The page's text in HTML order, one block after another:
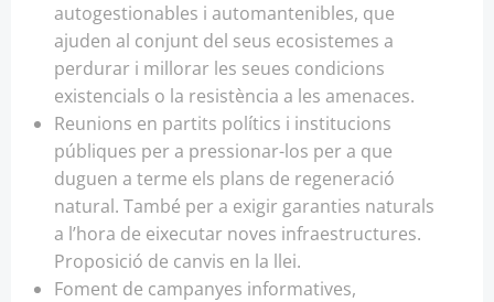
autogestionables i automantenibles, que
ajuden al conjunt del seus ecosistemes a
perdurar i millorar les seues condicions
existencials o la resistència a les amenaces.
Reunions en partits polítics i institucions
públiques per a pressionar-los per a que
duguen a terme els plans de regeneració
natural. També per a exigir garanties naturals
a l’hora de eixecutar noves infraestructures.
Proposició de canvis en la llei.
Foment de campanyes informatives,